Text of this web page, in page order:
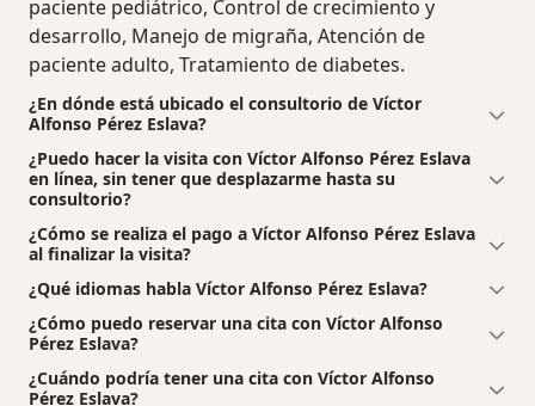
paciente pediátrico, Control de crecimiento y
desarrollo, Manejo de migraña, Atención de
paciente adulto, Tratamiento de diabetes.
¿En dónde está ubicado el consultorio de Víctor
Alfonso Pérez Eslava?
¿Puedo hacer la visita con Víctor Alfonso Pérez Eslava
en línea, sin tener que desplazarme hasta su
consultorio?
¿Cómo se realiza el pago a Víctor Alfonso Pérez Eslava
al finalizar la visita?
¿Qué idiomas habla Víctor Alfonso Pérez Eslava?
¿Cómo puedo reservar una cita con Víctor Alfonso
Pérez Eslava?
¿Cuándo podría tener una cita con Víctor Alfonso
Pérez Eslava?